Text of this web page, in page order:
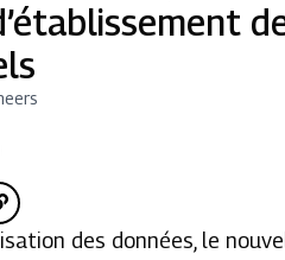
des données, le